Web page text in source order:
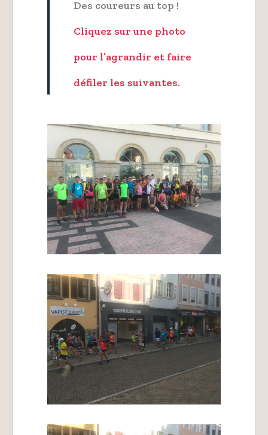
Des coureurs au top !
Cliquez sur une photo
pour l’agrandir et faire
défiler les suivantes.